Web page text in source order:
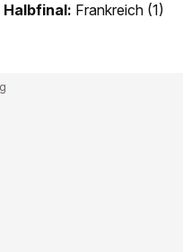
Halbfinal: Frankreich (1)